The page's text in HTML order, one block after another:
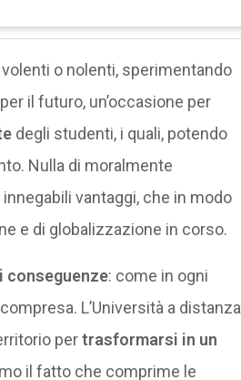
o nolenti, sperimentando
il futuro, un’occasione per
degli studenti, i quali, potendo
Nulla di moralmente
vantaggi, che in modo
e di globalizzazione in corso.
conseguenze: come in ogni
L’Università a distanza
pertrasformarsi in un
il fatto che comprime le